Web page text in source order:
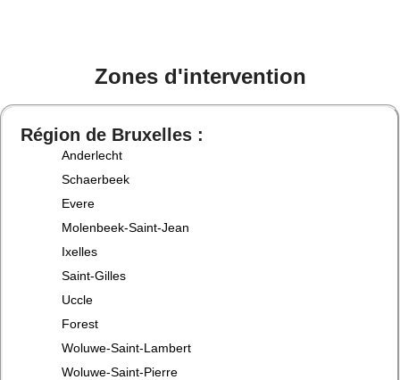
Zones d'intervention
Région de Bruxelles :
Anderlecht
Schaerbeek
Evere
Molenbeek-Saint-Jean
Ixelles
Saint-Gilles
Uccle
Forest
Woluwe-Saint-Lambert
Woluwe-Saint-Pierre